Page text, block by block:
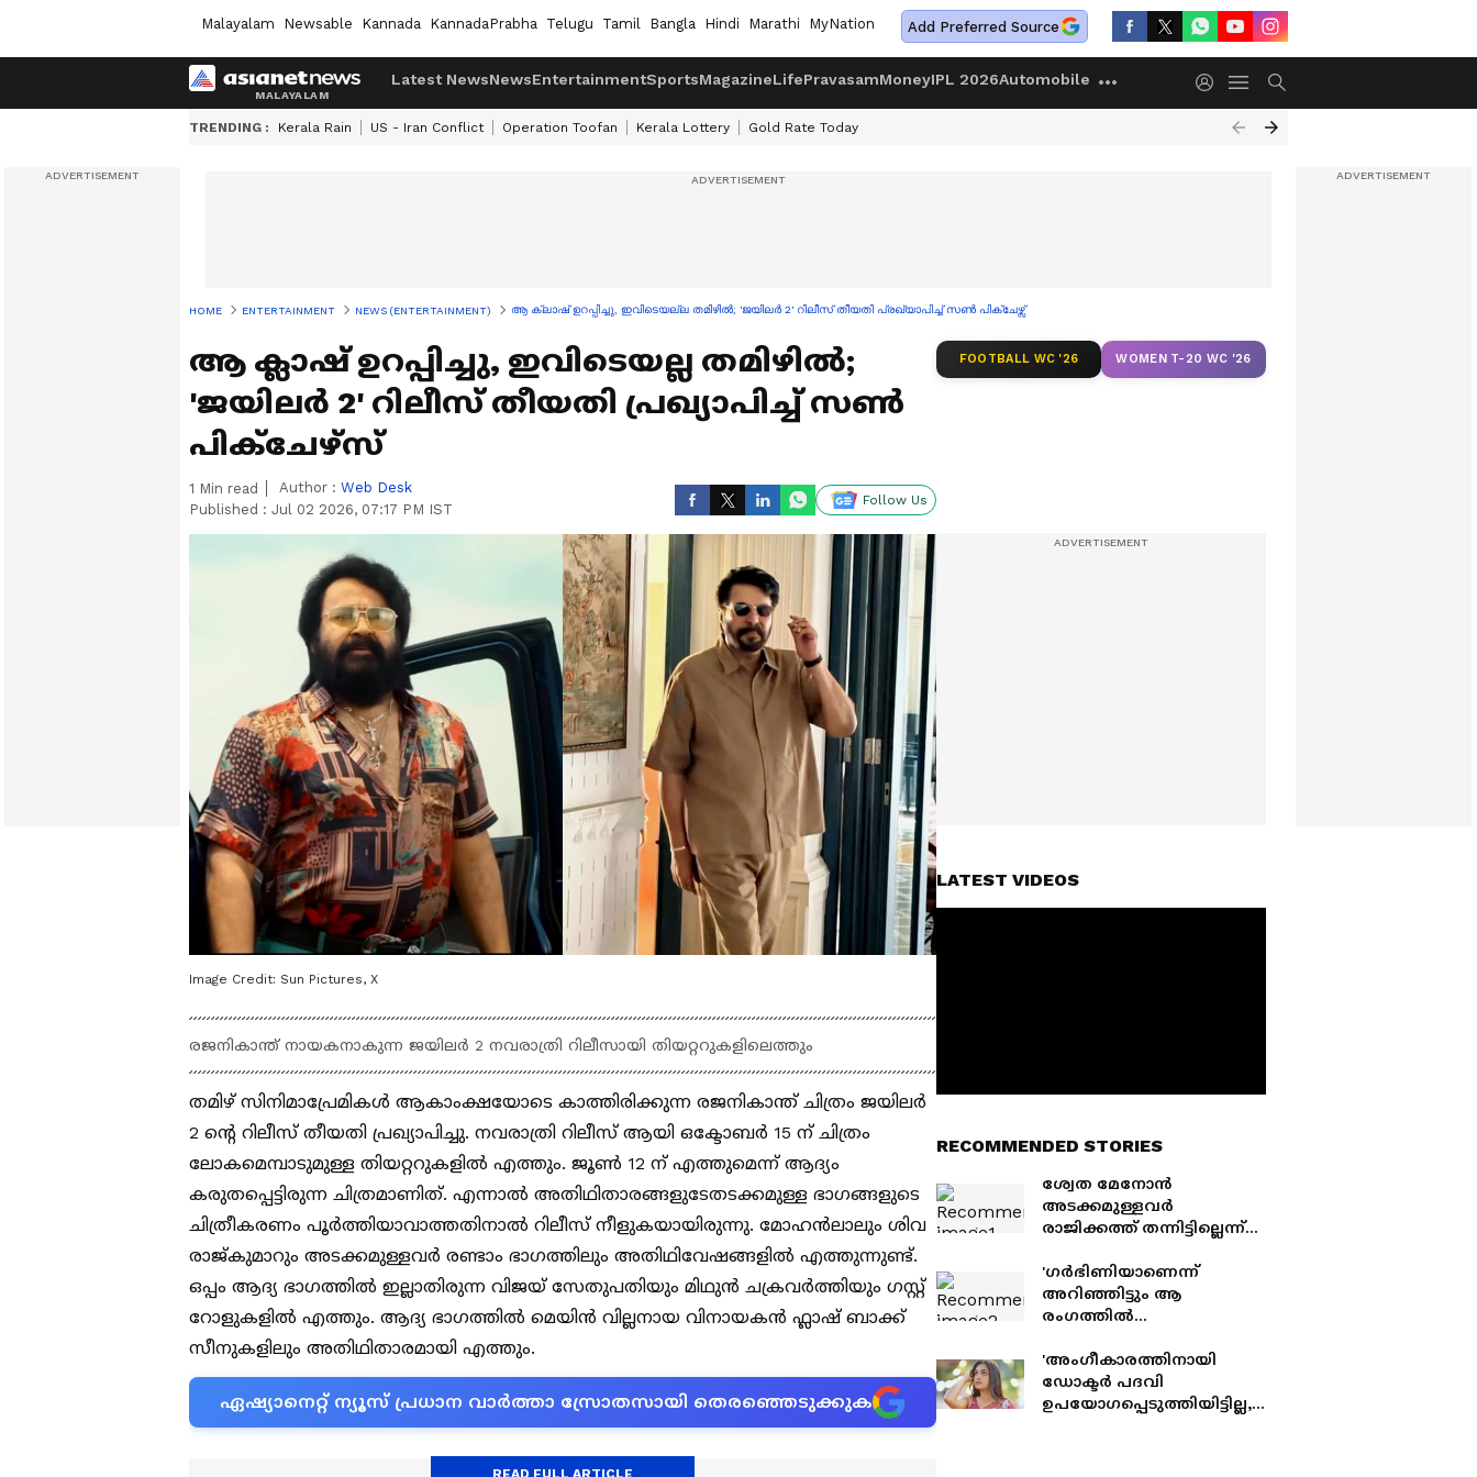
Malayalam Newsable Kannada KannadaPrabha Telugu Tamil Bangla Hindi Marathi MyNation Add Preferred Source
Latest NewsNewsEntertainmentSportsMagazineLifePravasamMoneyIPL 2026Automobile
TRENDING : Kerala Rain US - Iran Conflict Operation Toofan Kerala Lottery Gold Rate Today
HOME ENTERTAINMENT NEWS (ENTERTAINMENT) ആ ക്ലാഷ് ഉറപ്പിച്ചു, ഇവിടെയല്ല തമിഴില്‍; 'ജയിലര്‍ 2' റിലീസ് തീയതി പ്രഖ്യാപിച്ച് സണ്‍ പിക്ചേഴ്സ്
ആ ക്ലാഷ് ഉറപ്പിച്ചു, ഇവിടെയല്ല തമിഴില്‍;
'ജയിലര്‍ 2' റിലീസ് തീയതി പ്രഖ്യാപിച്ച് സണ്‍
പിക്ചേഴ്സ്
1 Min read Author : Web Desk
Published : Jul 02 2026, 07:17 PM IST
Follow Us
Image Credit: Sun Pictures, X
രജനികാന്ത് നായകനാകുന്ന ജയിലര്‍ 2 നവരാത്രി റിലീസായി തിയറ്ററുകളിലെത്തും
തമിഴ് സിനിമാപ്രേമികള്‍ ആകാംക്ഷയോടെ കാത്തിരിക്കുന്ന രജനികാന്ത് ചിത്രം ജയിലര്‍
2 ന്‍റെ റിലീസ് തീയതി പ്രഖ്യാപിച്ചു. നവരാത്രി റിലീസ് ആയി ഒക്ടോബര്‍ 15 ന് ചിത്രം
ലോകമെമ്പാടുമുള്ള തിയറ്ററുകളില്‍ എത്തും. ജൂണ്‍ 12 ന് എത്തുമെന്ന് ആദ്യം
കരുതപ്പെട്ടിരുന്ന ചിത്രമാണിത്. എന്നാല്‍ അതിഥിതാരങ്ങളുടേതടക്കമുള്ള ഭാഗങ്ങളുടെ
ചിത്രീകരണം പൂര്‍ത്തിയാവാത്തതിനാല്‍ റിലീസ് നീളുകയായിരുന്നു. മോഹന്‍ലാലും ശിവ
രാജ്കുമാറും അടക്കമുള്ളവര്‍ രണ്ടാം ഭാഗത്തിലും അതിഥിവേഷങ്ങളില്‍ എത്തുന്നുണ്ട്.
ഒപ്പം ആദ്യ ഭാഗത്തില്‍ ഇല്ലാതിരുന്ന വിജയ് സേതുപതിയും മിഥുന്‍ ചക്രവര്‍ത്തിയും ഗസ്റ്റ്
റോളുകളില്‍ എത്തും. ആദ്യ ഭാഗത്തില്‍ മെയിന്‍ വില്ലനായ വിനായകന്‍ ഫ്ലാഷ് ബാക്ക്
സീനുകളിലും അതിഥിതാരമായി എത്തും.
ഏഷ്യാനെറ്റ് ന്യൂസ് പ്രധാന വാർത്താ സ്രോതസായി തെരഞ്ഞെടുക്കുക
READ FULL ARTICLE
FOOTBALL WC '26 WOMEN T-20 WC '26
LATEST VIDEOS
RECOMMENDED STORIES
ശ്വേത മേനോന്‍
അടക്കമുള്ളവര്‍
രാജിക്കത്ത് തന്നിട്ടില്ലെന്ന്
പൊതുസമൂഹത്തെ
പറ്റിച്ചുവെന്ന് ഗണേഷ്
കുമാര്‍
'ഗർഭിണിയാണെന്ന്
അറിഞ്ഞിട്ടും ആ
രംഗത്തിൽ
തയ്യാറായി..';
തുറന്നുപറഞ്ഞ്
സംവിധായിക
'അംഗീകാരത്തിനായി
ഡോക്ടർ പദവി
ഉപയോഗപ്പെടുത്തിയിട്ടില്ല,